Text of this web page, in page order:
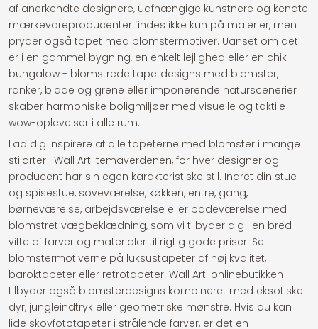
af anerkendte designere, uafhængige kunstnere og kendte
mærkevareproducenter findes ikke kun på malerier, men
pryder også tapet med blomstermotiver. Uanset om det
er i en gammel bygning, en enkelt lejlighed eller en chik
bungalow - blomstrede tapetdesigns med blomster,
ranker, blade og grene eller imponerende naturscenerier
skaber harmoniske boligmiljøer med visuelle og taktile
wow-oplevelser i alle rum.
Lad dig inspirere af alle tapeterne med blomster i mange
stilarter i Wall Art-temaverdenen, for hver designer og
producent har sin egen karakteristiske stil. Indret din stue
og spisestue, soveværelse, køkken, entre, gang,
børneværelse, arbejdsværelse eller badeværelse med
blomstret vægbeklædning, som vi tilbyder dig i en bred
vifte af farver og materialer til rigtig gode priser. Se
blomstermotiverne på luksustapeter af høj kvalitet,
baroktapeter eller retrotapeter. Wall Art-onlinebutikken
tilbyder også blomsterdesigns kombineret med eksotiske
dyr, jungleindtryk eller geometriske mønstre. Hvis du kan
lide skovfototapeter i strålende farver, er det en